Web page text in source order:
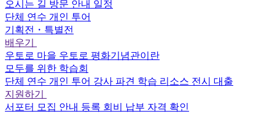
오시는 길 방문 안내 일정
단체 연수 개인 투어
기획전・특별전
배우기
우토로 마을 우토로 평화기념관이란
모두를 위한 학습회
단체 연수 개인 투어 강사 파견 학습 리소스 전시 대출
지원하기
서포터 모집 안내 등록 회비 납부 자격 확인